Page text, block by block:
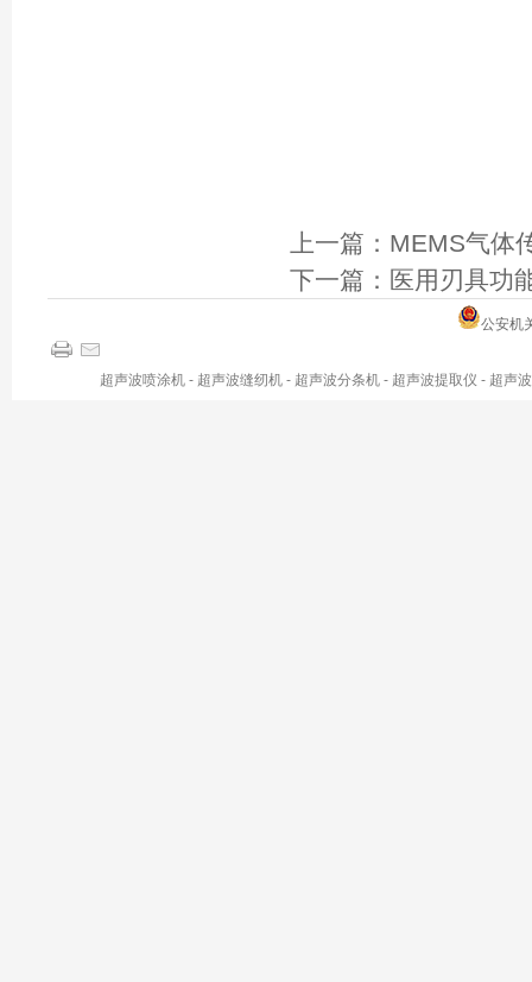
上一篇： MEMS气体
下一篇： 医用刃具功
公安机
超声波喷涂机 - 超声波缝纫机 - 超声波分条机 - 超声波提取仪 - 超声